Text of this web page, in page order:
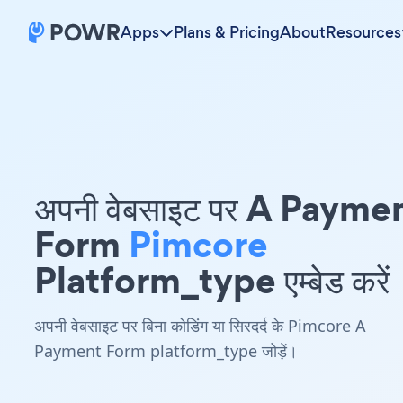
Apps Plans & PricingAboutResources
अपनी वेबसाइट पर A
Form Pimcore
Platform_type एम्बेड करें
अपनी वेबसाइट पर बिना कोडिंग या सिरदर्द के Pimcore A
Payment Form platform_type जोड़ें।